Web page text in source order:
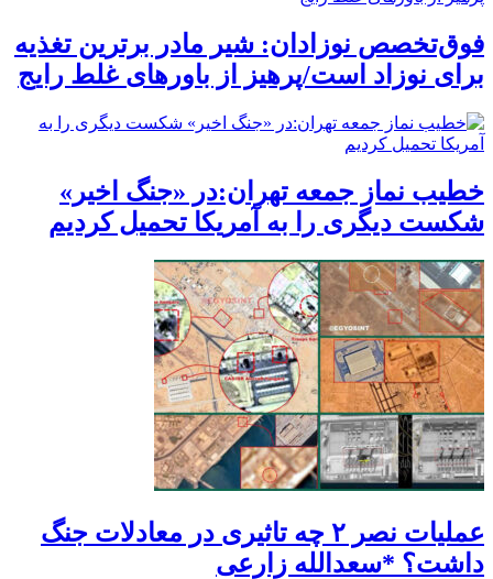
فوق‌تخصص نوزادان: شیر مادر برترین تغذیه
برای نوزاد است/پرهیز از باورهای غلط رایج
خطیب نماز جمعه تهران:در «جنگ اخیر»
شکست دیگری را به آمریکا تحمیل کردیم
عملیات نصر ۲ چه تاثیری در معادلات جنگ
داشت؟ *سعدالله زارعی